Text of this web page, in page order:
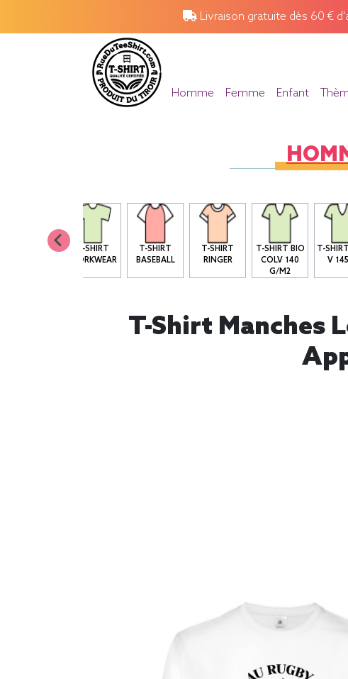
Livraison gratuite dès 60 €
Homme Femme Enfant
T SHIRT BIO
T-SHIRT
WORKWEAR
T-SHIRT
BASEBALL
T-SHIRT
RINGER
T-SHIRT BIO
COLV 140
G/M2
T-
V
T-Shirt Manches